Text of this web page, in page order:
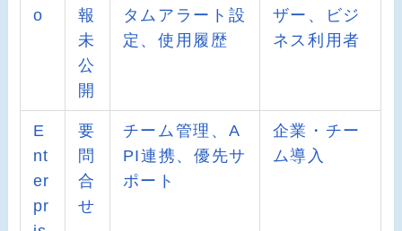
o
報
未
公
開
タムアラート設
定、使用履歴
ザー、ビジ
ネス利用者
E
nt
er
pr
要
問
合
せ
チーム管理、A
PI連携、優先サ
ポート
企業・チー
ム導入